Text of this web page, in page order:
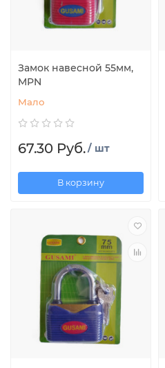
Замок навесной 55мм,
MPN
Мало
67.30 Руб./ шт
В корзину